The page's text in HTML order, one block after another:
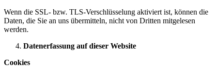
Wenn die SSL- bzw. TLS-Verschlüsselung aktiviert ist, können die
Daten, die Sie an uns übermitteln, nicht von Dritten mitgelesen
werden.
Datenerfassung auf dieser Website
Cookies